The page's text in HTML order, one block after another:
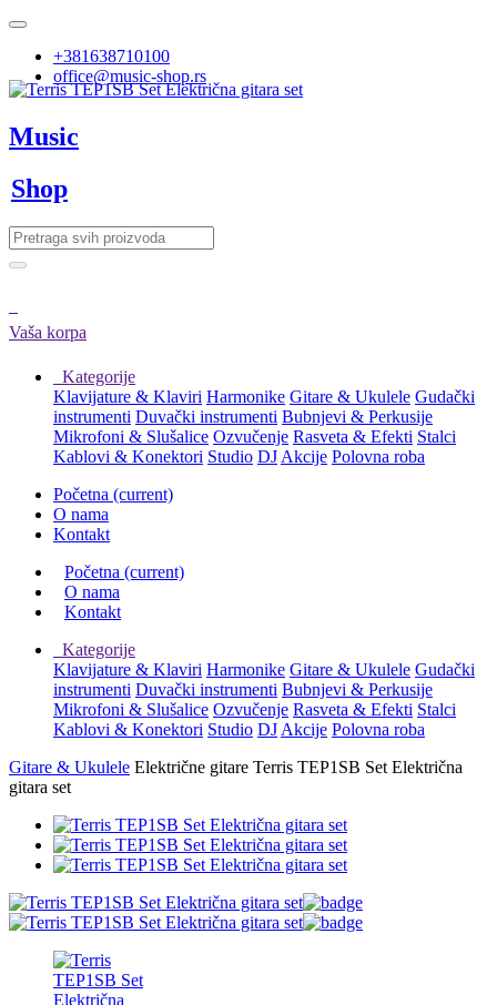
+381638710100
office@music-shop.rs
Music
Shop
Vaša korpa
Kategorije
Klavijature & Klaviri Harmonike Gitare & Ukulele Gudački
instrumenti Duvački instrumenti Bubnjevi & Perkusije
Mikrofoni & Slušalice Ozvučenje Rasveta & Efekti Stalci
Kablovi & Konektori Studio DJ Akcije Polovna roba
Početna (current)
O nama
Kontakt
Početna (current)
O nama
Kontakt
Kategorije
Klavijature & Klaviri Harmonike Gitare & Ukulele Gudački
instrumenti Duvački instrumenti Bubnjevi & Perkusije
Mikrofoni & Slušalice Ozvučenje Rasveta & Efekti Stalci
Kablovi & Konektori Studio DJ Akcije Polovna roba
Gitare & Ukulele Električne gitare Terris TEP1SB Set Električna
gitara set